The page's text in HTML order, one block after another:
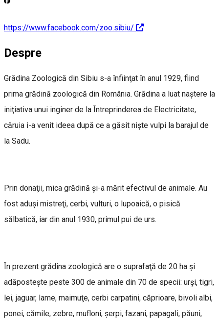
https://www.facebook.com/zoo.sibiu/
Despre
Grădina Zoologică din Sibiu s-a înfiinţat în anul 1929, fiind
prima grădină zoologică din România. Grădina a luat naştere la
iniţiativa unui inginer de la Întreprinderea de Electricitate,
căruia i-a venit ideea după ce a găsit nişte vulpi la barajul de
la Sadu.
Prin donaţii, mica grădină şi-a mărit efectivul de animale. Au
fost aduşi mistreţi, cerbi, vulturi, o lupoaică, o pisică
sălbatică, iar din anul 1930, primul pui de urs.
În prezent grădina zoologică are o suprafaţă de 20 ha şi
adăposteşte peste 300 de animale din 70 de specii: urşi, tigri,
lei, jaguar, lame, maimuţe, cerbi carpatini, căprioare, bivoli albi,
ponei, cămile, zebre, mufloni, şerpi, fazani, papagali, păuni,